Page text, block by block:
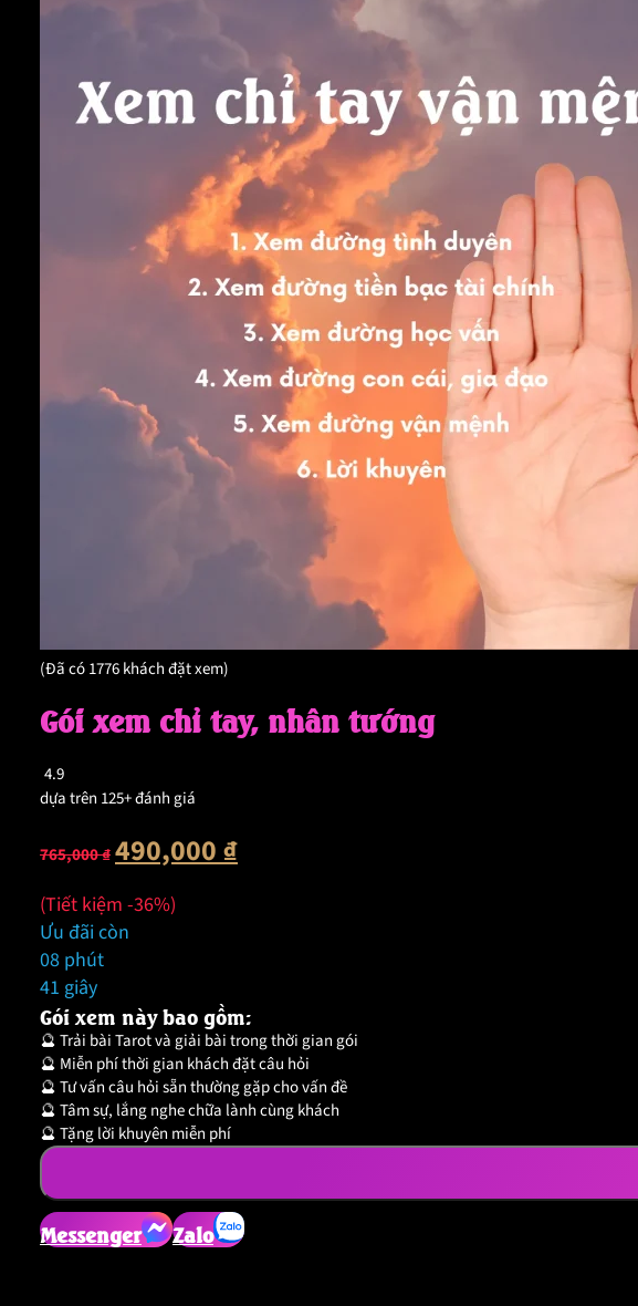
(Đã có 1776 khách đặt xem)
Gói xem chỉ tay, nhân tướng
4.9
dựa trên 125+ đánh giá
765,000₫
Giá
gốc
765,000 ₫.
490,000₫Giá
hiện
(Tiết kiệm -36%)
Ưu đãi còn
08 phút
39 giây
Gói xem này bao gồm:
🔮 Trải bài Tarot và giải bài trong thời gian gói
🔮 Miễn phí thời gian khách đặt câu hỏi
🔮 Tư vấn câu hỏi sẵn thường gặp cho vấn đề
🔮 Tâm sự, lắng nghe chữa lành cùng khách
🔮 Tặng lời khuyên miễn phí
Messenger Zalo